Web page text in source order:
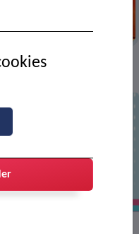
documentaires